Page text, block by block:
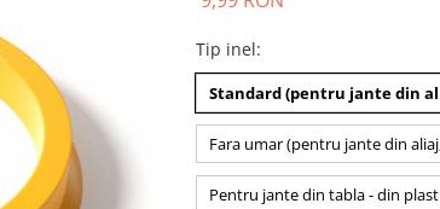
Tip inel:
Standard (pentru jante din
Fara umar (pentru jante din
Pentru jante din tabla - din